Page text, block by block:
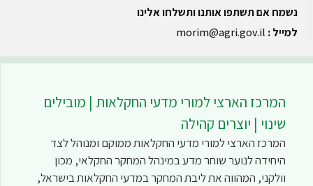
נשמח אם תשתפו אותנו ותשלחו אלינו
למייל : morim@agri.gov.il
המרכז הארצי למורי מדעי החקלאות | מובילים
שינוי | יוצרים קהילה
המרכז הארצי למורי מדעי החקלאות ממוקם ומנוהל לצד
היחידה לנוער שוחר מדע במינהל המחקר החקלאי, מכון
וולקני, המהווה את ליבת המחקר במדעי החקלאות בישראל,